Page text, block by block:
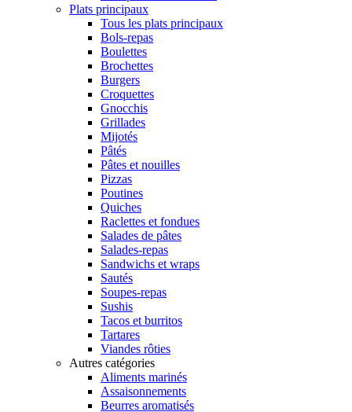
Plats principaux
Tous les plats principaux
Bols-repas
Boulettes
Brochettes
Burgers
Croquettes
Gnocchis
Grillades
Mijotés
Pâtés
Pâtes et nouilles
Pizzas
Poutines
Quiches
Raclettes et fondues
Salades de pâtes
Salades-repas
Sandwichs et wraps
Sautés
Soupes-repas
Sushis
Tacos et burritos
Tartares
Viandes rôties
Autres catégories
Aliments marinés
Assaisonnements
Beurres aromatisés